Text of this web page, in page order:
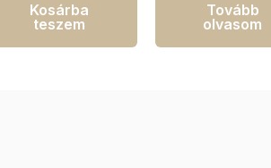
Kosárba
teszem
Tovább
olvasom